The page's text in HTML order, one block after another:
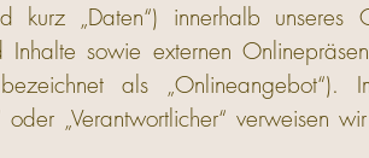
kurz „Daten“) innerhalb
Inhalte sowie externen
als
oder „Verantwortlicher“ verweisen